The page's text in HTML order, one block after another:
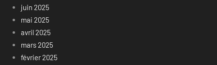
juin 2025
mai 2025
avril 2025
mars 2025
février 2025